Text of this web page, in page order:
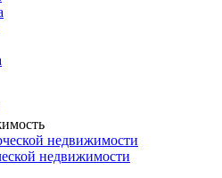
недвижимости
недвижимости